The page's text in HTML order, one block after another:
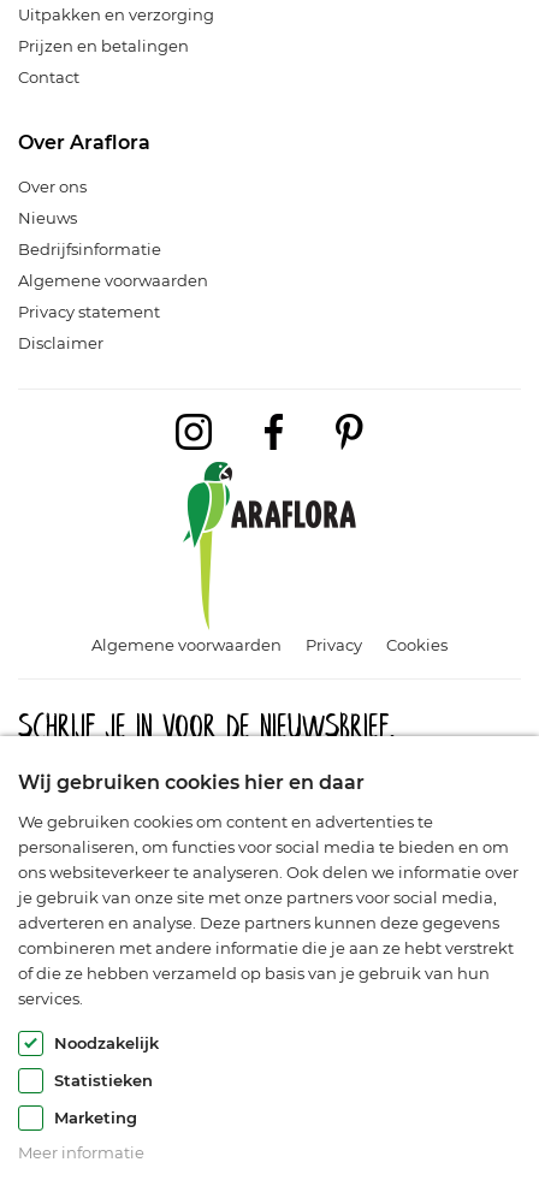
Uitpakken en verzorging
Prijzen en betalingen
Contact
Over Araflora
Over ons
Nieuws
Bedrijfsinformatie
Algemene voorwaarden
Privacy statement
Disclaimer
Algemene voorwaarden Privacy Cookies
Schrijf je in voor de nieuwsbrief.
Meld u aan en blijf op de hoogte van aanbiedingen, promoties
Wij gebruiken cookies hier en daar
We gebruiken cookies om content en advertenties te
personaliseren, om functies voor social media te bieden en om
ons websiteverkeer te analyseren. Ook delen we informatie over
je gebruik van onze site met onze partners voor social media,
adverteren en analyse. Deze partners kunnen deze gegevens
combineren met andere informatie die je aan ze hebt verstrekt
of die ze hebben verzameld op basis van je gebruik van hun
services.
Noodzakelijk
Statistieken
Marketing
Meer informatie